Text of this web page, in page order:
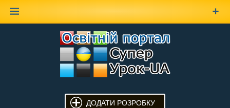
ДОДАТИ РОЗРОБКУ